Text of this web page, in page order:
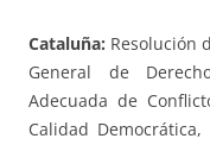
Cataluña: Resolución
General de
Adecuada de
Calidad